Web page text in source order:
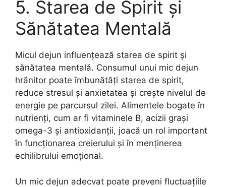
5. Starea de Spirit și
Sănătatea Mentală
Micul dejun influențează starea de spirit și
sănătatea mentală. Consumul unui mic dejun
hrănitor poate îmbunătăți starea de spirit,
reduce stresul și anxietatea și crește nivelul de
energie pe parcursul zilei. Alimentele bogate în
nutrienți, cum ar fi vitaminele B, acizii grași
omega-3 și antioxidanții, joacă un rol important
în funcționarea creierului și în menținerea
echilibrului emoțional.
Un mic dejun adecvat poate preveni fluctuațiile